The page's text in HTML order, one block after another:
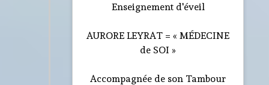
Enseignement d'éveil
AURORE LEYRAT = « MÉDECINE
de SOI »
Accompagnée de son Tambour